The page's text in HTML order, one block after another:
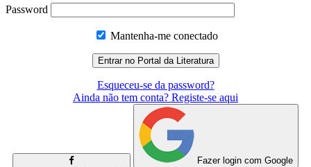
Password
Mantenha-me conectado
Esqueceu-se da password?
Ainda não tem conta? Registe-se aqui
Fazer login com Google